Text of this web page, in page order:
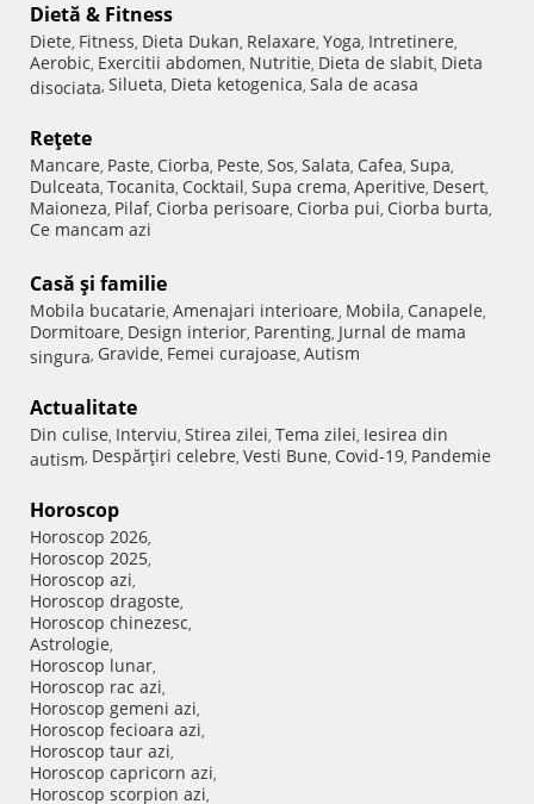
Dietă & Fitness
Diete, Fitness, Dieta Dukan, Relaxare, Yoga, Intretinere,
Aerobic, Exercitii abdomen, Nutritie, Dieta de slabit, Dieta
disociata, Silueta, Dieta ketogenica, Sala de acasa
Reţete
Mancare, Paste, Ciorba, Peste, Sos, Salata, Cafea, Supa,
Dulceata, Tocanita, Cocktail, Supa crema, Aperitive, Desert,
Maioneza, Pilaf, Ciorba perisoare, Ciorba pui, Ciorba burta,
Ce mancam azi
Casă şi familie
Mobila bucatarie, Amenajari interioare, Mobila, Canapele,
Dormitoare, Design interior, Parenting, Jurnal de mama
singura, Gravide, Femei curajoase, Autism
Actualitate
Din culise, Interviu, Stirea zilei, Tema zilei, Iesirea din
autism, Despărţiri celebre, Vesti Bune, Covid-19, Pandemie
Horoscop
Horoscop 2026,
Horoscop 2025,
Horoscop azi,
Horoscop dragoste,
Horoscop chinezesc,
Astrologie,
Horoscop lunar,
Horoscop rac azi,
Horoscop gemeni azi,
Horoscop fecioara azi,
Horoscop taur azi,
Horoscop capricorn azi,
Horoscop scorpion azi,